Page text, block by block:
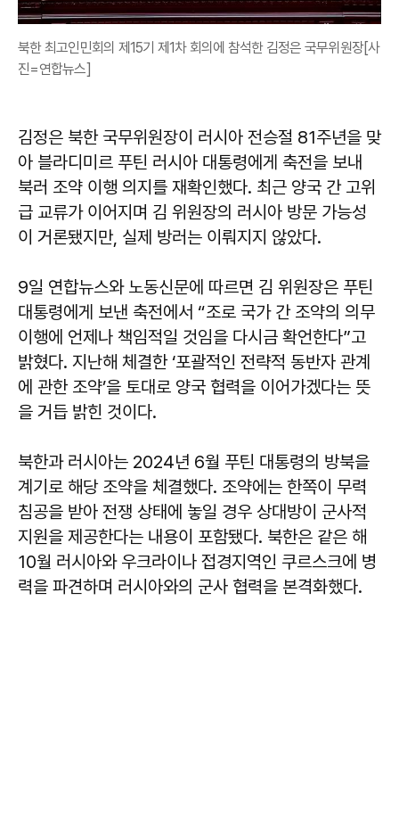
북한 최고인민회의 제15기 제1차 회의에 참석한 김정은 국무위원장[사
진=연합뉴스]
김정은 북한 국무위원장이 러시아 전승절 81주년을 맞
아 블라디미르 푸틴 러시아 대통령에게 축전을 보내
북러 조약 이행 의지를 재확인했다. 최근 양국 간 고위
급 교류가 이어지며 김 위원장의 러시아 방문 가능성
이 거론됐지만, 실제 방러는 이뤄지지 않았다.
9일 연합뉴스와 노동신문에 따르면 김 위원장은 푸틴
대통령에게 보낸 축전에서 “조로 국가 간 조약의 의무
이행에 언제나 책임적일 것임을 다시금 확언한다”고
밝혔다. 지난해 체결한 ‘포괄적인 전략적 동반자 관계
에 관한 조약’을 토대로 양국 협력을 이어가겠다는 뜻
을 거듭 밝힌 것이다.
북한과 러시아는 2024년 6월 푸틴 대통령의 방북을
계기로 해당 조약을 체결했다. 조약에는 한쪽이 무력
침공을 받아 전쟁 상태에 놓일 경우 상대방이 군사적
지원을 제공한다는 내용이 포함됐다. 북한은 같은 해
10월 러시아와 우크라이나 접경지역인 쿠르스크에 병
력을 파견하며 러시아와의 군사 협력을 본격화했다.